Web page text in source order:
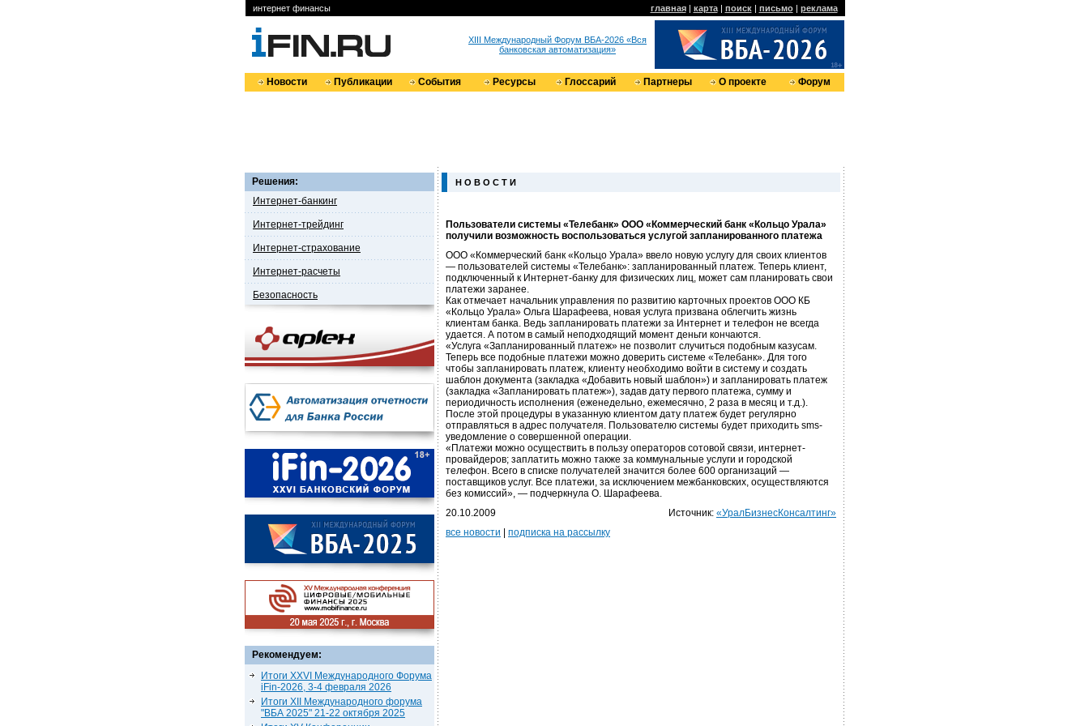
интернет финансы главная| карта| поиск| письмо| реклама
XIII Международный Форум ВБА-2026 «Вся
банковская автоматизация»
Новости Публикации События Ресурсы Глоссарий Партнеры О проекте Форум
Решения:
Интернет-банкинг
Интернет-трейдинг
Интернет-страхование
Интернет-расчеты
Безопасность
Рекомендуем:
Итоги XXVI Международного Форума
iFin-2026, 3-4 февраля 2026
Итоги XII Международного форума
"ВБА 2025" 21-22 октября 2025
Н О В О С Т И
Пользователи системы «Телебанк» ООО «Коммерческий банк «Кольцо Урала»
получили возможность воспользоваться услугой запланированного платежа
ООО «Коммерческий банк «Кольцо Урала» ввело новую услугу для своих клиентов
— пользователей системы «Телебанк»: запланированный платеж. Теперь клиент,
подключенный к Интернет-банку для физических лиц, может сам планировать свои
платежи заранее.
Как отмечает начальник управления по развитию карточных проектов ООО КБ
«Кольцо Урала» Ольга Шарафеева, новая услуга призвана облегчить жизнь
клиентам банка. Ведь запланировать платежи за Интернет и телефон не всегда
удается. А потом в самый неподходящий момент деньги кончаются.
«Услуга «Запланированный платеж» не позволит случиться подобным казусам.
Теперь все подобные платежи можно доверить системе «Телебанк». Для того
чтобы запланировать платеж, клиенту необходимо войти в систему и создать
шаблон документа (закладка «Добавить новый шаблон») и запланировать платеж
(закладка «Запланировать платеж»), задав дату первого платежа, сумму и
периодичность исполнения (еженедельно, ежемесячно, 2 раза в месяц и т.д.).
После этой процедуры в указанную клиентом дату платеж будет регулярно
отправляться в адрес получателя. Пользователю системы будет приходить sms-
уведомление о совершенной операции.
«Платежи можно осуществить в пользу операторов сотовой связи, интернет-
провайдеров; заплатить можно также за коммунальные услуги и городской
телефон. Всего в списке получателей значится более 600 организаций —
поставщиков услуг. Все платежи, за исключением межбанковских, осуществляются
без комиссий», — подчеркнула О. Шарафеева.
20.10.2009
Источник: «УралБизнесКонсалтинг»
все новости
подписка на рассылку